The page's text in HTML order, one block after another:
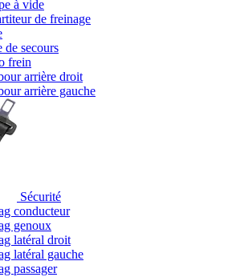
à vide
de freinage
de secours
frein
arrière droit
arrière gauche
Sécurité
conducteur
genoux
latéral droit
latéral gauche
passager